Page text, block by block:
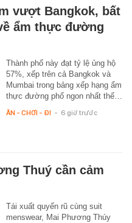
vượt Bangkok, bất
ẩm thực đường
Thành phố này đạt tỷ lệ ủng hộ
57%, xếp trên cả Bangkok và
Mumbai trong bảng xếp hạng ẩm
thực đường phố ngon nhất thế…
ĂN - CHƠI - ĐI - 6 giờ trước
Thuý cần cảm
Tái xuất quyến rũ cùng suit
menswear, Mai Phương Thúy